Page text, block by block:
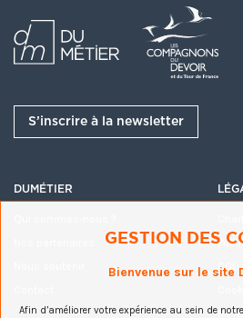
S’inscrire à la newsletter
DUMÉTIER
CGU
GESTION DES
Bienvenue sur le site
Afin d’améliorer votre expérience au sein de